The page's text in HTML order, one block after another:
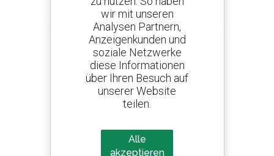
Kreieren Sie Ihre Benachrichtigungen
und erhalten Sie Anzeigen für Gebrauchtmaterial
800 vertragshändler
Manitou weltweit
wir mit unseren
Analysen Partnern,
Anzeigenkunden und
soziale Netzwerke
diese Informationen
über Ihren Besuch auf
unserer Website
teilen.
Alle
akzeptieren